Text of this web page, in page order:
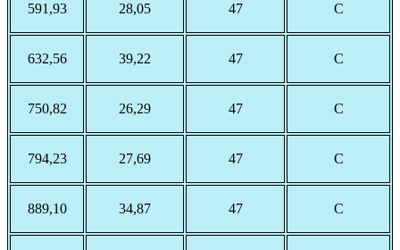
591,93 28,05 47 С
632,56 39,22 47 С
750,82 26,29 47 С
794,23 27,69 47 С
889,10 34,87 47 С